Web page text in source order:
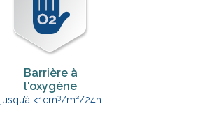
Barrière à
l'oxygène
jusqu’à <1cm3/m²/24h